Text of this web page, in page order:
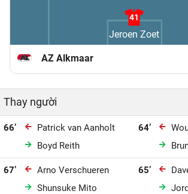
41
Jeroen Zoet
AZ Alkmaar
Thay người
66’
Patrick van Aanholt
Boyd Reith
64’
67’
Arno Verschueren
Shunsuke Mito
65’